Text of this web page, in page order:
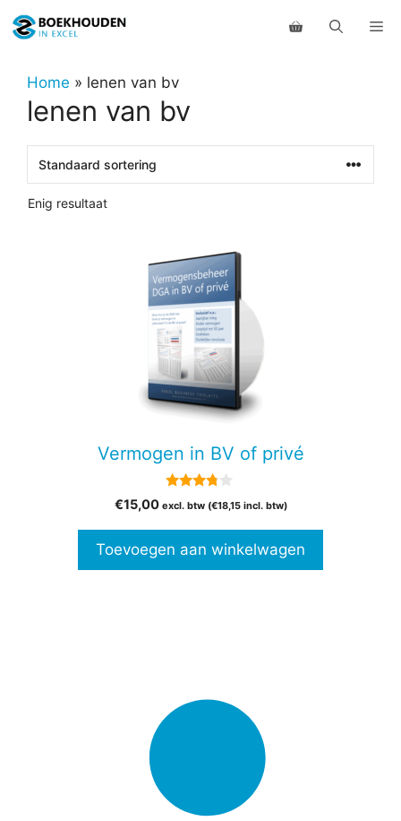
naar
inhoudHome » lenen van bv
lenen van bv
Enig resultaat
Vermogen in BV of privé
van 5
€15,00 excl. btw (€18,15incl. btw)
Toevoegen aan winkelwagen